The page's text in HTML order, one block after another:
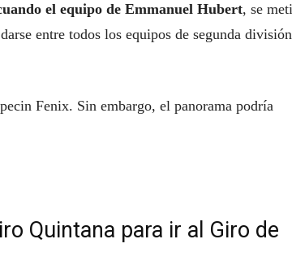
el equipo de Emmanuel Hubert, se
entre todos los equipos de segunda
Fenix. Sin embargo, el panorama podría
Quintana para ir al Giro de